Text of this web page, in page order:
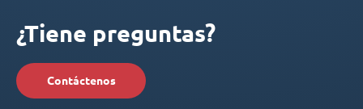
¿Tiene preguntas?
Contáctenos